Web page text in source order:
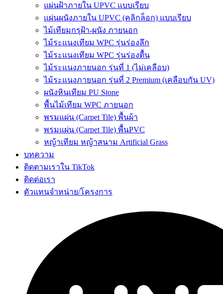
แผ่นฝ้าภายใน UPVC แบบเรียบ
แผ่นผนังภายใน UPVC (คลิกล็อก) แบบเรียบ
ไม้เทียมกรุฝ้า-ผนัง ภายนอก
ไม้ระแนงเทียม WPC รุ่นร่องลึก
ไม้ระแนงเทียม WPC รุ่นร่องตื้น
ไม้ระแนงภายนอก รุ่นที่ 1 (ไม่เคลือบ)
ไม้ระแนงภายนอก รุ่นที่ 2 Premium (เคลือบกัน UV)
ผนังหินเทียม PU Stone
พื้นไม้เทียม WPC ภายนอก
พรมแผ่น (Carpet Tile) พื้นผ้า
พรมแผ่น (Carpet Tile) พื้นPVC
หญ้าเทียม หญ้าสนาม Artificial Grass
บทความ
ติดตามเราใน TikTok
ติดต่อเรา
ตัวแทนจำหน่าย/โครงการ